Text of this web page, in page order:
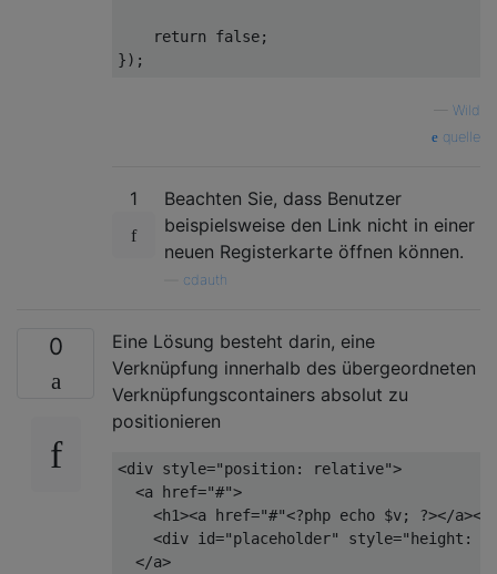
return false;
Wild
quelle
1
Beachten Sie, dass Benutzer
beispielsweise den Link nicht in einer
neuen Registerkarte öffnen können.
cdauth
0
Eine Lösung besteht darin, eine
Verknüpfung innerhalb des übergeordneten
Verknüpfungscontainers absolut zu
positionieren
<div style="position: relative">
<a href="#">
<h1><a href="#"<?php echo $v; ?></a></
<div id="placeholder" style="height:
</a>